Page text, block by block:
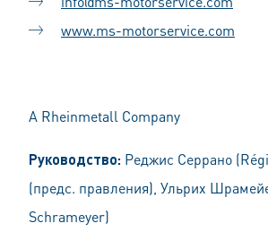
www.ms-motorservice.com
A Rheinmetall Company
Руководство: Реджис Серрано
(предс. правления), Ульрих
Schrameyer)